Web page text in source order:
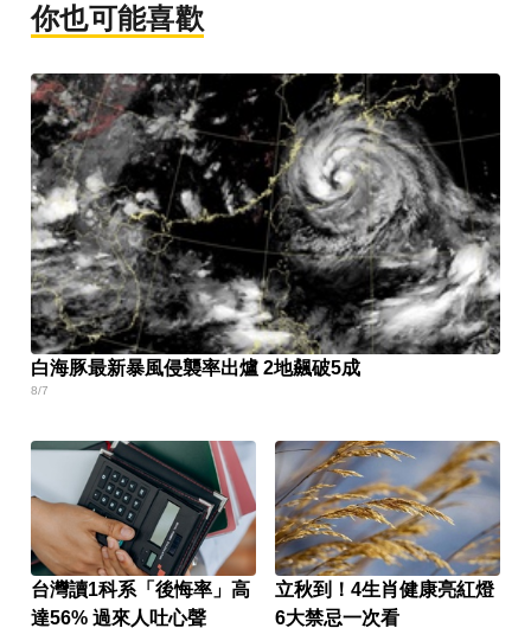
你也可能喜歡
白海豚最新暴風侵襲率出爐 2地飆破5成
8/7
台灣讀1科系「後悔率」高
達56% 過來人吐心聲
立秋到！4生肖健康亮紅燈
6大禁忌一次看